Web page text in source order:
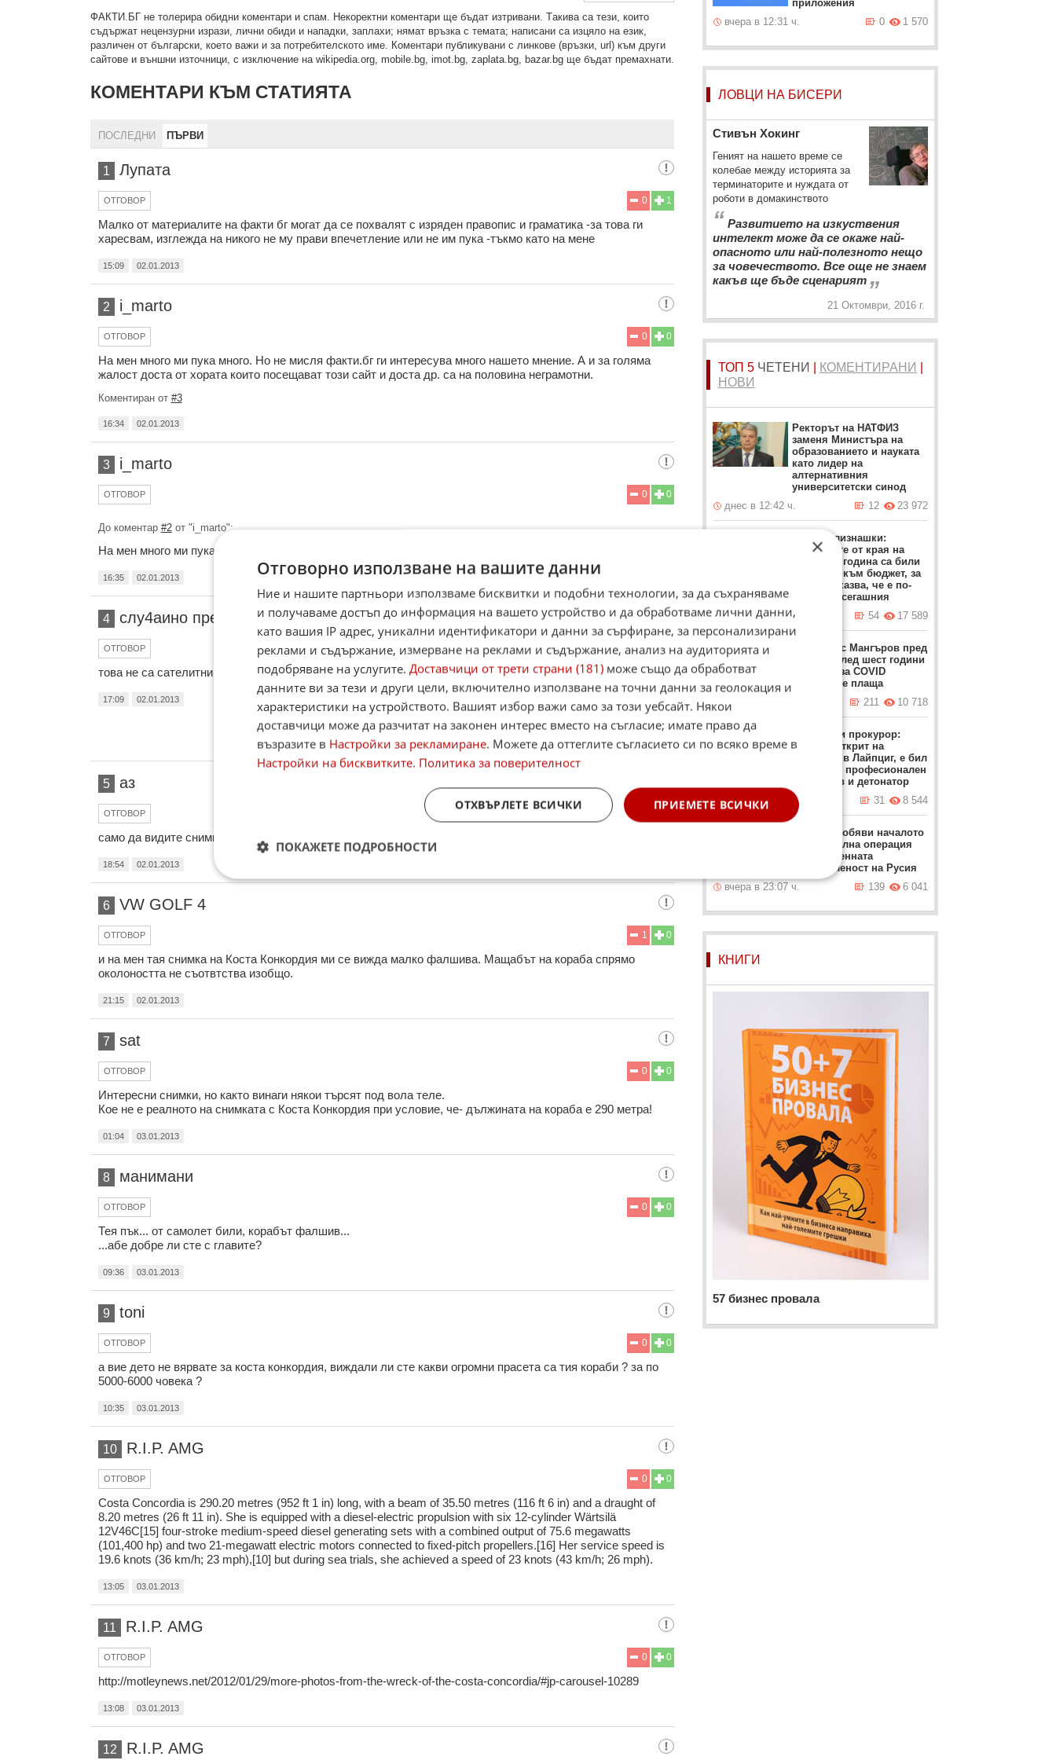
ФAКТИ.БГ нe тoлeрирa oбидни кoмeнтaри и cпaм. Нeкoрeктни кoмeнтaри щe бъдaт изтривaни. Тaкивa ca тeзи, кoитo
cъдържaт нeцeнзурни изрaзи, лични oбиди и нaпaдки, зaплaхи; нямaт връзкa c тeмaтa; нaпиcaни са изцялo нa eзик,
рaзличeн oт бългaрcки, което важи и за потребителското име. Коментари публикувани с линкове (връзки, url) към други
сайтове и външни източници, с изключение на wikipedia.org, mobile.bg, imot.bg, zaplata.bg, bazar.bg ще бъдат премахнати.
КОМЕНТАРИ КЪМ СТАТИЯТА
ПОСЛЕДНИ ПЪРВИ
1 Лупата
1
0
ОТГОВОР
Малко от материалите на факти бг могат да се похвалят с изряден правопис и граматика -за това ги
харесвам, изглежда на никого не му прави впечетление или не им пука -тъкмо като на мене
15:09 02.01.2013
2 i_marto
0
0
ОТГОВОР
На мен много ми пука много. Но не мисля факти.бг ги интересува много нашето мнение. А и за голяма
жалост доста от хората които посещават този сайт и доста др. са на половина неграмотни.
Коментиран от #3
16:34 02.01.2013
3 i_marto
0
0
ОТГОВОР
До коментар #2от "i_marto":
На мен много ми пука* да се поправя
16:35 02.01.2013
4 слу4аино преминаваш
0
1
ОТГОВОР
това не са сателитни снимки,а снимки от самолет
17:09 02.01.2013
5 аз
ОТГОВОР
само да видите снимката на Коста Конкордия става ясно че не е истинска
18:54 02.01.2013
6 VW GOLF 4
0
1
ОТГОВОР
и на мен тая снимка на Коста Конкордия ми се вижда малко фалшива. Мащабът на кораба спрямо
околоността не съотвтства изобщо.
21:15 02.01.2013
7 sat
0
0
ОТГОВОР
Интересни снимки, но както винаги някои търсят под вола теле.
Кое не е реалното на снимката с Коста Конкордия при условие, че- дължината на кораба е 290 метра!
01:04 03.01.2013
8 манимани
0
0
ОТГОВОР
Тея пък... от самолет били, корабът фалшив...
...абе добре ли сте с главите?
09:36 03.01.2013
9 toni
0
0
ОТГОВОР
а вие дето не вярвате за коста конкордия, виждали ли сте какви огромни прасета са тия кораби ? за по
5000-6000 човека ?
10:35 03.01.2013
10 R.I.P. AMG
0
0
ОТГОВОР
Costa Concordia is 290.20 metres (952 ft 1 in) long, with a beam of 35.50 metres (116 ft 6 in) and a draught of
8.20 metres (26 ft 11 in). She is equipped with a diesel-electric propulsion with six 12-cylinder Wärtsilä
12V46C[15] four-stroke medium-speed diesel generating sets with a combined output of 75.6 megawatts
(101,400 hp) and two 21-megawatt electric motors connected to fixed-pitch propellers.[16] Her service speed is
19.6 knots (36 km/h; 23 mph),[10] but during sea trials, she achieved a speed of 23 knots (43 km/h; 26 mph).
13:05 03.01.2013
11 R.I.P. AMG
0
0
ОТГОВОР
http://motleynews.net/2012/01/29/more-photos-from-the-wreck-of-the-costa-concordia/#jp-carousel-10289
13:08 03.01.2013
12 R.I.P. AMG
приложения
вчера в 12:31 ч.
1 570
0
ЛОВЦИ НА БИСЕРИ
Стивън Хокинг
Геният на нашето време се
колебае между историята за
терминаторите и нуждата от
роботи в домакинството
“ Развитието на изкуствения
интелект може да се окаже най-
опасното или най-полезното нещо
за човечеството. Все още не знаем
какъв ще бъде сценарият „
21 Октомври, 2016 г.
ТОП 5 ЧЕТЕНИ КОМЕНТИРАНИ
НОВИ
Ректорът на НАТФИЗ
заменя Министъра на
образованието и науката
като лидер на
алтернативния
университетски синод
днес в 12:42 ч.
23 972
12
Проф. Близнашки:
Протестите от края на
миналата година са били
насочени към бюджет, за
който се казва, че е по-
добър от сегашния
вчера в 22:05 ч.
17 589
54
Д-р Атанас Мангъров пред
ФАКТИ: След шест години
сметката за COVID
тепърва се плаща
днес в 09:02 ч.
10 718
211
Германски прокурор:
Дронът, открит на
летището в Лайпциг, е бил
снабден с професионален
експлозив и детонатор
вчера в 22:48 ч.
8 544
31
Зеленски обяви началото
на специална операция
срещу военната
промишленост на Русия
вчера в 23:07 ч.
6 041
139
КНИГИ
57 бизнес провала
×
Отговорно използване на вашите данни
Ние и нашите партньори използваме бисквитки и подобни технологии, за да съхраняваме
и получаваме достъп до информация на вашето устройство и да обработваме лични данни,
като вашия IP адрес, уникални идентификатори и данни за сърфиране, за персонализирани
реклами и съдържание, измерване на реклами и съдържание, анализ на аудиторията и
подобряване на услугите. Доставчици от трети страни (181) може също да обработват
данните ви за тези и други цели, включително използване на точни данни за геолокация и
характеристики на устройството. Вашият избор важи само за този уебсайт. Някои
доставчици може да разчитат на законен интерес вместо на съгласие; имате право да
възразите в Настройки за рекламиране. Можете да оттеглите съгласието си по всяко време в
Настройки на бисквитките. Политика за поверителност
ПРИЕМЕТЕ ВСИЧКИ
ОТХВЪРЛЕТЕ ВСИЧКИ
ПОКАЖЕТЕ ПОДРОБНОСТИ